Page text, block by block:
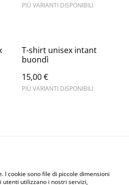
PIÙ VARIANTI DISPONIBILI
T-shirt unisex intant
buondì
15,00 €
PIÙ VARIANTI DISPONIBILI
Terms and
conditions
I cookie sono file di piccole dimensioni
utenti utilizzano i nostri servizi,